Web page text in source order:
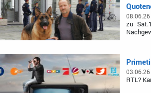
08.06.26
zu
03.06.26
RTL?